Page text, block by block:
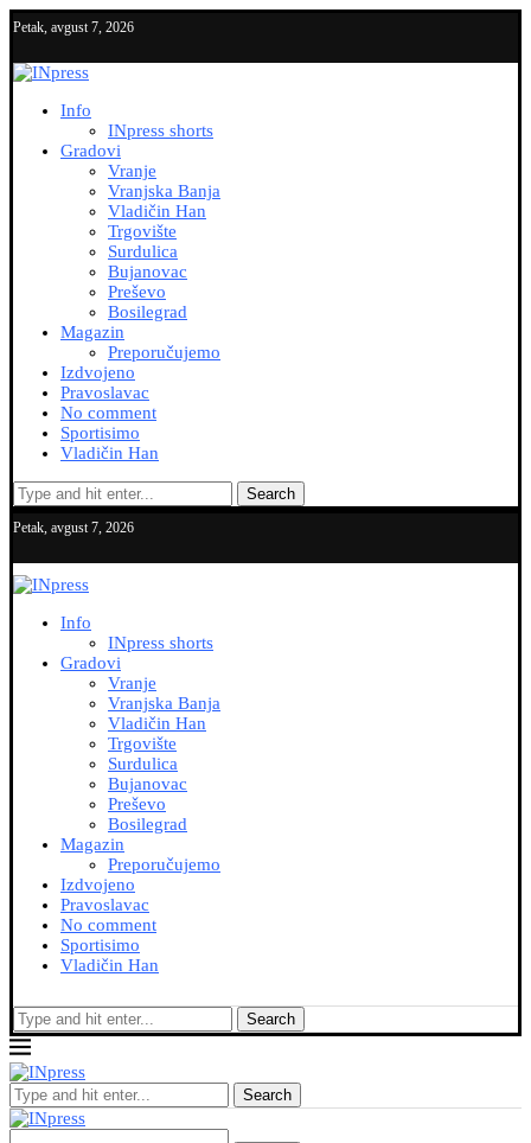
Petak, avgust 7, 2026
Info
INpress shorts
Gradovi
Vranje
Vranjska Banja
Vladičin Han
Trgovište
Surdulica
Bujanovac
Preševo
Bosilegrad
Magazin
Preporučujemo
Izdvojeno
Pravoslavac
No comment
Sportisimo
Vladičin Han
Search
Petak, avgust 7, 2026
Info
INpress shorts
Gradovi
Vranje
Vranjska Banja
Vladičin Han
Trgovište
Surdulica
Bujanovac
Preševo
Bosilegrad
Magazin
Preporučujemo
Izdvojeno
Pravoslavac
No comment
Sportisimo
Vladičin Han
Search
Search